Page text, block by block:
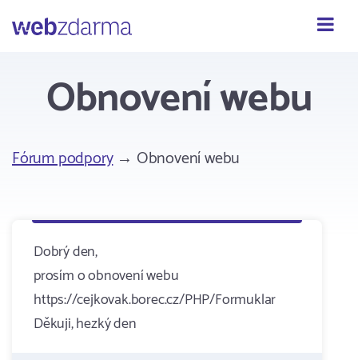
Webzdarma
Obnovení webu
Fórum podpory→ Obnovení webu
Dobrý den,
prosím o obnovení webu
https://cejkovak.borec.cz/PHP/Formuklar
Děkuji, hezký den